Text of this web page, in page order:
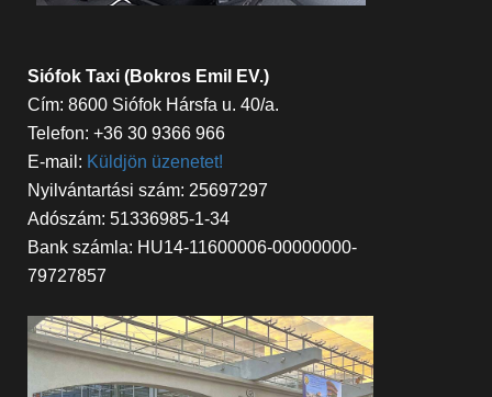
Siófok Taxi (Bokros Emil EV.)
Cím: 8600 Siófok Hársfa u. 40/a.
Telefon: +36 30 9366 966
E-mail: Küldjön üzenetet!
Nyilvántartási szám: 25697297
Adószám: 51336985-1-34
Bank számla: HU14-11600006-00000000-
79727857